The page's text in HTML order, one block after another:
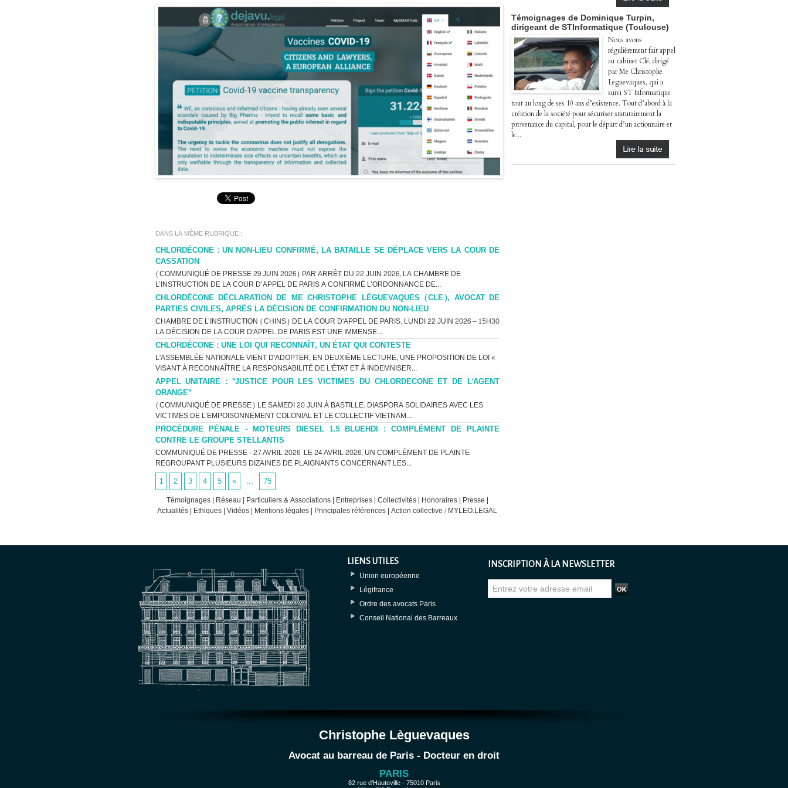
DANS LA MÊME RUBRIQUE :
CHLORDÉCONE : UN NON-LIEU CONFIRMÉ, LA BATAILLE SE DÉPLACE VERS LA COUR DE
CASSATION
(COMMUNIQUÉ DE PRESSE 29 JUIN 2026) PAR ARRÊT DU 22 JUIN 2026, LA CHAMBRE DE
L’INSTRUCTION DE LA COUR D’APPEL DE PARIS A CONFIRMÉ L’ORDONNANCE DE...
CHLORDÉCONE DÉCLARATION DE ME CHRISTOPHE LÈGUEVAQUES (CLE), AVOCAT DE
PARTIES CIVILES, APRÈS LA DÉCISION DE CONFIRMATION DU NON-LIEU
CHAMBRE DE L’INSTRUCTION (CHINS) DE LA COUR D'APPEL DE PARIS. LUNDI 22 JUIN 2026 – 15H30
LA DÉCISION DE LA COUR D'APPEL DE PARIS EST UNE IMMENSE...
CHLORDÉCONE : UNE LOI QUI RECONNAÎT, UN ÉTAT QUI CONTESTE
L'ASSEMBLÉE NATIONALE VIENT D'ADOPTER, EN DEUXIÈME LECTURE, UNE PROPOSITION DE LOI «
VISANT À RECONNAÎTRE LA RESPONSABILITÉ DE L'ÉTAT ET À INDEMNISER...
APPEL UNITAIRE : "JUSTICE POUR LES VICTIMES DU CHLORDECONE ET DE L'AGENT
ORANGE"
(COMMUNIQUÉ DE PRESSE) LE SAMEDI 20 JUIN À BASTILLE. DIASPORA SOLIDAIRES AVEC LES
VICTIMES DE L’EMPOISONNEMENT COLONIAL ET LE COLLECTIF VIETNAM...
PROCÉDURE PÉNALE - MOTEURS DIESEL 1.5 BLUEHDI : COMPLÉMENT DE PLAINTE
CONTRE LE GROUPE STELLANTIS
COMMUNIQUÉ DE PRESSE - 27 AVRIL 2026 LE 24 AVRIL 2026, UN COMPLÉMENT DE PLAINTE
REGROUPANT PLUSIEURS DIZAINES DE PLAIGNANTS CONCERNANT LES...
1 2 3 4 5 » ... 75
Témoignages| Réseau | Particuliers & Associations| Entreprises|Collectivités| Honoraires| Presse |
Actualités| Ethiques|Vidéos| Mentions légales| Principales références|Action collective / MYLEO.LEGAL
Témoignages de Dominique Turpin,
dirigeant de STInformatique (Toulouse)
Nous avons
régulièrement fait appel
au cabinet Clé, dirigé
par Me Christophe
Leguevaques, qui a
suivi ST Informatique
tout au long de ses 10 ans d’existence. Tout d’abord à la
création de la société pour sécuriser statutairement la
provenance du capital, pour le départ d’un actionnaire et
le...
LIENS UTILES
Union européenne
Légifrance
Ordre des avocats Paris
Conseil National des Barreaux
INSCRIPTION À LA NEWSLETTER
Christophe Lèguevaques
Avocat au barreau de Paris - Docteur en droit
PARIS
82 rue d’Hauteville - 75010 Paris